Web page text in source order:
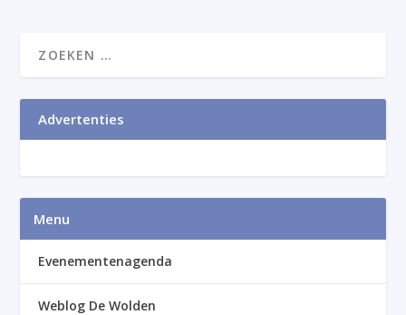
Advertenties
Menu
Evenementenagenda
Weblog De Wolden